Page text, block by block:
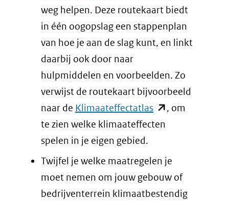
in
nieuw
venster)
(verwijst
naar
een
andere
website)
weg helpen. Deze routekaart biedt
in één oogopslag een stappenplan
van hoe je aan de slag kunt, en linkt
daarbij ook door naar
hulpmiddelen en voorbeelden. Zo
verwijst de routekaart bijvoorbeeld
naar de Klimaateffectatlas(opent
in
venster)
(verwijst
naar
, om
te zien welke klimaateffecten
spelen in je eigen gebied.
Twijfel je welke maatregelen je
moet nemen om jouw gebouw of
bedrijventerrein klimaatbestendig